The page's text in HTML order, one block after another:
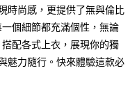
時尚感，更提供了無與倫比
個細節都充滿個性，無論
配各式上衣，展現你的獨
魅力隨行。快來體驗這款必